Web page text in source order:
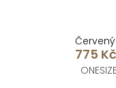
775 Kč
ONESIZE